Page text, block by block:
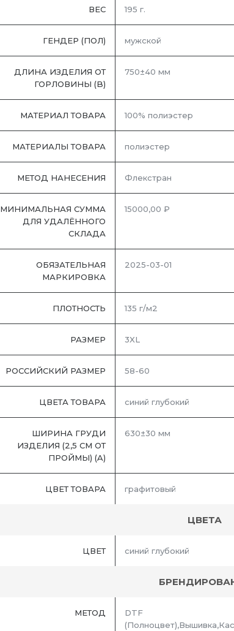
ВЕС 195 г.
ГЕНДЕР (ПОЛ) мужской
ДЛИНА ИЗДЕЛИЯ ОТ
ГОРЛОВИНЫ (B)
750±40 мм
МАТЕРИАЛ ТОВАРА 100% полиэстер
МАТЕРИАЛЫ ТОВАРА полиэстер
МЕТОД НАНЕСЕНИЯ Флекстран
МИНИМАЛЬНАЯ СУММА
ДЛЯ УДАЛЁННОГО
СКЛАДА
15000,00 ₽
ОБЯЗАТЕЛЬНАЯ
МАРКИРОВКА
2025-03-01
ПЛОТНОСТЬ 135 г/м2
РАЗМЕР 3XL
РОССИЙСКИЙ РАЗМЕР 58-60
ЦВЕТА ТОВАРА синий глубокий
ШИРИНА ГРУДИ
ИЗДЕЛИЯ (2,5 СМ ОТ
ПРОЙМЫ) (A)
630±30 мм
ЦВЕТ ТОВАРА графитовый
ЦВЕТА
ЦВЕТ синий глубокий
МЕТОД
DTF